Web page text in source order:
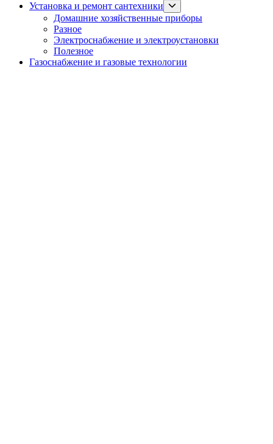
Установка и ремонт сантехники
sub
menu
Домашние хозяйственные приборы
Разное
Электроснабжение и электроустановки
Полезное
Газоснабжение и газовые технологии